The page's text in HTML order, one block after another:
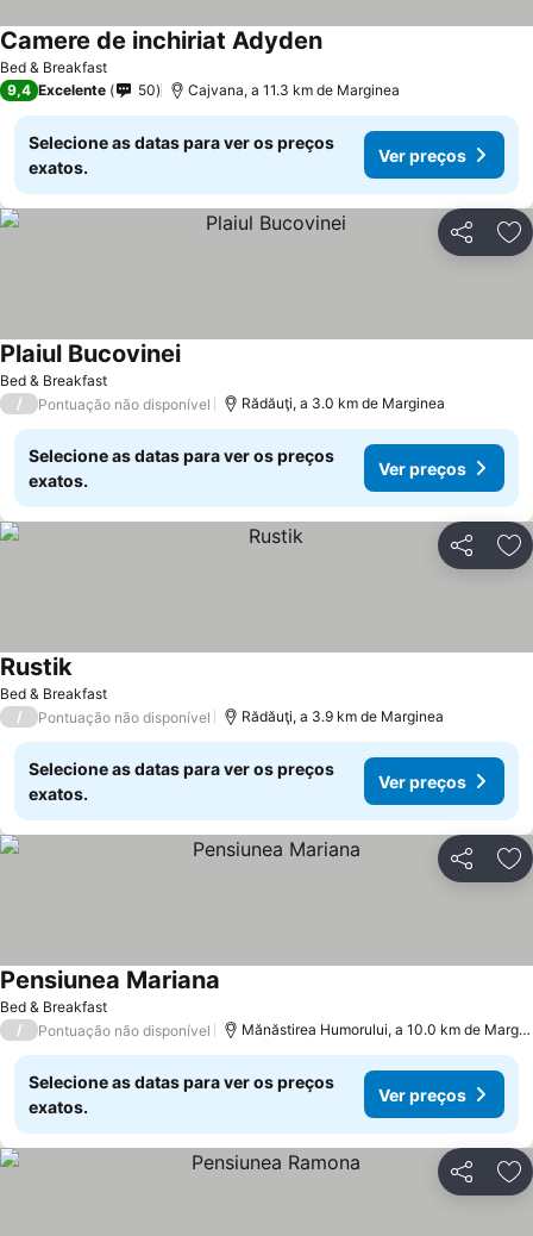
Bed & Breakfast
Camere de inchiriat AdydenVer preços
9,4 Excelente 50 Cajvana, a 11.3 km de Marginea
Selecione as datas para ver os preços
exatos.
Ver preços
Partilhar
Bed & Breakfast
Plaiul BucovineiVer preços
/ Pontuação não disponível Rădăuţi, a 3.0 km de Marginea
Selecione as datas para ver os preços
exatos.
Ver preços
Partilhar
Bed & Breakfast
RustikVer preços
/ Pontuação não disponível Rădăuţi, a 3.9 km de Marginea
Selecione as datas para ver os preços
exatos.
Ver preços
Partilhar
Bed & Breakfast
Pensiunea Mariana
/ Pontuação não disponível Mănăstirea Humorului, a 10.0 km de
Selecione as datas para ver os preços
exatos.
Ver preços
Partilhar